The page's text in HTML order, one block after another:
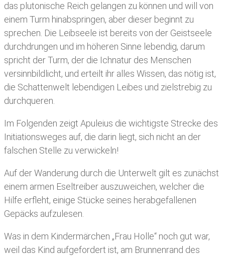
das plutonische Reich gelangen zu können und will von
einem Turm hinabspringen, aber dieser beginnt zu
sprechen. Die Leibseele ist bereits von der Geistseele
durchdrungen und im höheren Sinne lebendig, darum
spricht der Turm, der die Ichnatur des Menschen
versinnbildlicht, und erteilt ihr alles Wissen, das nötig ist,
die Schattenwelt lebendigen Leibes und zielstrebig zu
durchqueren.
Im Folgenden zeigt Apuleius die wichtigste Strecke des
Initiationsweges auf, die darin liegt, sich nicht an der
falschen Stelle zu verwickeln!
Auf der Wanderung durch die Unterwelt gilt es zunächst
einem armen Eseltreiber auszuweichen, welcher die
Hilfe erfleht, einige Stücke seines herabgefallenen
Gepäcks aufzulesen.
Was in dem Kindermärchen „Frau Holle“ noch gut war,
weil das Kind aufgefordert ist, am Brunnenrand des